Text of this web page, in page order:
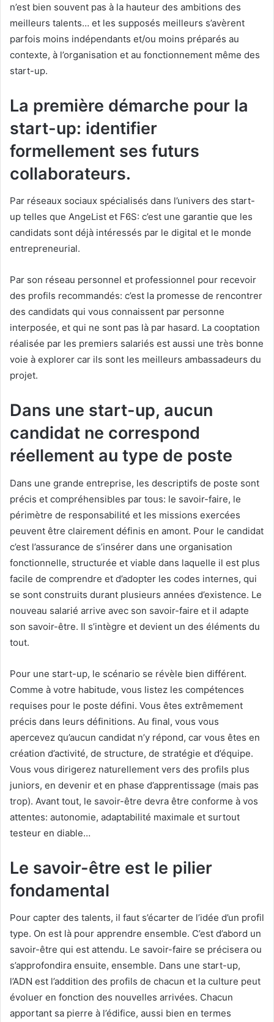
n’est bien souvent pas à la hauteur des ambitions des
meilleurs talents… et les supposés meilleurs s’avèrent
parfois moins indépendants et/ou moins préparés au
contexte, à l’organisation et au fonctionnement même des
start-up.
La première démarche pour la
start-up: identifier
formellement ses futurs
collaborateurs.
Par réseaux sociaux spécialisés dans l’univers des start-
up telles que AngeList et F6S: c’est une garantie que les
candidats sont déjà intéressés par le digital et le monde
entrepreneurial.
Par son réseau personnel et professionnel pour recevoir
des profils recommandés: c’est la promesse de rencontrer
des candidats qui vous connaissent par personne
interposée, et qui ne sont pas là par hasard. La cooptation
réalisée par les premiers salariés est aussi une très bonne
voie à explorer car ils sont les meilleurs ambassadeurs du
projet.
Dans une start-up, aucun
candidat ne correspond
réellement au type de poste
Dans une grande entreprise, les descriptifs de poste sont
précis et compréhensibles par tous: le savoir-faire, le
périmètre de responsabilité et les missions exercées
peuvent être clairement définis en amont. Pour le candidat
c’est l’assurance de s’insérer dans une organisation
fonctionnelle, structurée et viable dans laquelle il est plus
facile de comprendre et d’adopter les codes internes, qui
se sont construits durant plusieurs années d’existence. Le
nouveau salarié arrive avec son savoir-faire et il adapte
son savoir-être. Il s’intègre et devient un des éléments du
tout.
Pour une start-up, le scénario se révèle bien différent.
Comme à votre habitude, vous listez les compétences
requises pour le poste défini. Vous êtes extrêmement
précis dans leurs définitions. Au final, vous vous
apercevez qu’aucun candidat n’y répond, car vous êtes en
création d’activité, de structure, de stratégie et d’équipe.
Vous vous dirigerez naturellement vers des profils plus
juniors, en devenir et en phase d’apprentissage (mais pas
trop). Avant tout, le savoir-être devra être conforme à vos
attentes: autonomie, adaptabilité maximale et surtout
testeur en diable…
Le savoir-être est le pilier
fondamental
Pour capter des talents, il faut s’écarter de l’idée d’un profil
type. On est là pour apprendre ensemble. C’est d’abord un
savoir-être qui est attendu. Le savoir-faire se précisera ou
s’approfondira ensuite, ensemble. Dans une start-up,
l’ADN est l’addition des profils de chacun et la culture peut
évoluer en fonction des nouvelles arrivées. Chacun
apportant sa pierre à l’édifice, aussi bien en termes